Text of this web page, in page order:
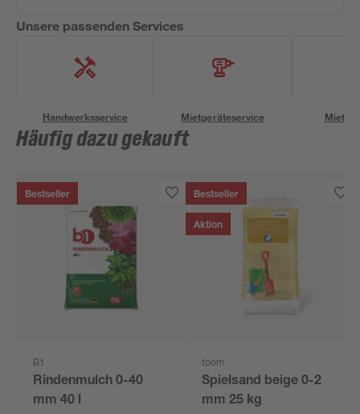
Unsere passenden Services
Handwerksservice Mietgeräteservice
Häufig dazu gekauft
Bestseller
B1
Rindenmulch 0-40
mm 40 l
Bestseller
Aktion
toom
Spielsand beige 0-2
mm 25 kg